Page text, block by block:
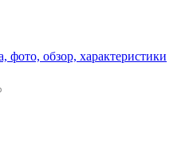
обзор, характеристики